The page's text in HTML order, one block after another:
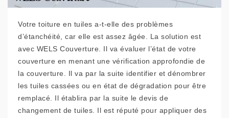
Votre toiture en tuiles a-t-elle des problèmes
d’étanchéité, car elle est assez âgée. La solution est
avec WELS Couverture. Il va évaluer l’état de votre
couverture en menant une vérification approfondie de
la couverture. Il va par la suite identifier et dénombrer
les tuiles cassées ou en état de dégradation pour être
remplacé. Il établira par la suite le devis de
changement de tuiles. Il est réputé pour appliquer des